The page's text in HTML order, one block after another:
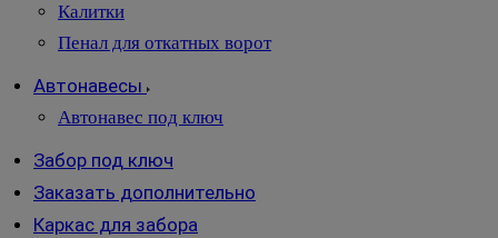
Калитки
Пенал для откатных ворот
Автонавесы
Автонавес под ключ
Забор под ключ
Заказать дополнительно
Каркас для забора